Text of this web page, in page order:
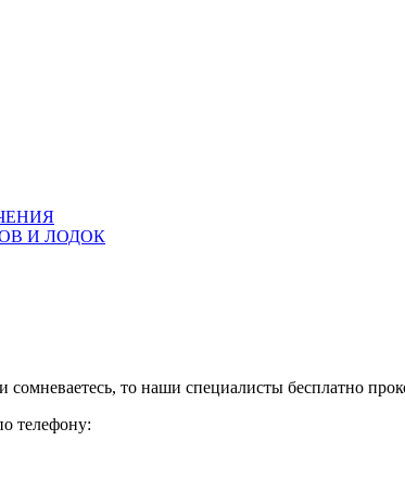
И ЛОДОК
то наши специалисты бесплатно
телефону: